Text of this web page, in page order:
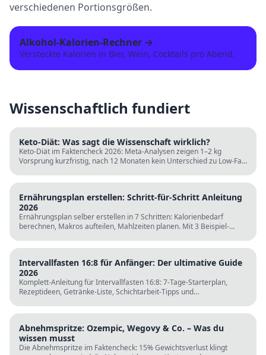
verschiedenen Portionsgrößen.
Alkohol-Kalorien-Rechner →
Versteckte Kalorien in Bier, Wein, Cocktails pro Abend.
Wissenschaftlich fundiert
Keto-Diät: Was sagt die Wissenschaft wirklich?
Keto-Diät im Faktencheck 2026: Meta-Analysen zeigen 1–2 kg
Vorsprung kurzfristig, nach 12 Monaten kein Unterschied zu Low-Fat.
Ernährungsplan erstellen: Schritt-für-Schritt Anleitung
2026
Ernährungsplan selber erstellen in 7 Schritten: Kalorienbedarf
berechnen, Makros aufteilen, Mahlzeiten planen. Mit 3 Beispiel-
Intervallfasten 16:8 für Anfänger: Der ultimative Guide
2026
Komplett-Anleitung für Intervallfasten 16:8: 7-Tage-Starterplan,
Rezeptideen, Getränke-Liste, Schichtarbeit-Tipps und
Abnehmspritze: Ozempic, Wegovy & Co. – Was du
wissen musst
Die Abnehmspritze im Faktencheck: 15% Gewichtsverlust klingt